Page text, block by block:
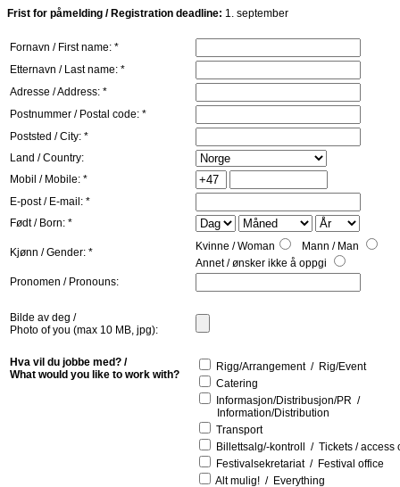
Frist for påmelding / Registration deadline: 1. september
Fornavn / First name: *
Etternavn / Last name: *
Adresse / Address: *
Postnummer / Postal code: *
Poststed / City: *
Land / Country:
Mobil / Mobile: *
E-post / E-mail: *
Født / Born: *
Kjønn / Gender: * Kvinne / Woman
Mann / Man
Annet / ønsker ikke å oppgi
Pronomen / Pronouns:
Bilde av deg /
Photo of you (max 10 MB, jpg):
Hva vil du jobbe med? /
What would you like to work with?
Rigg/Arrangement / Rig/Event
Catering
Informasjon/Distribusjon/PR /
Information/Distribution
Transport
Billettsalg/-kontroll / Tickets / access
Festivalsekretariat / Festival office
Alt mulig! / Everything